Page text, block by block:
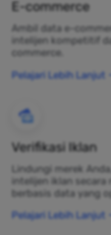
E-commerce
Ambil data e-
intelijen kompetitif
commerce.
Pelajari Lebih Lanjut
Verifikasi Iklan
Lindungi merek
intelijen iklan
berbasis data yang
Pelajari Lebih Lanjut